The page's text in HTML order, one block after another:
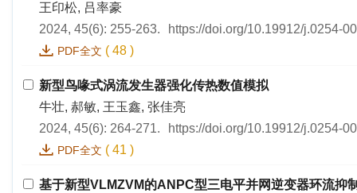
王印松, 吕率豪
2024, 45(6): 255-263.
https://doi.org/10.19912/j.0254-
PDF全文 ( 48 )
新型鸟喙式涡流发生器强化传热数值模拟
牛壮, 郝敏, 王玉鑫, 张佳亮
2024, 45(6): 264-271.
https://doi.org/10.19912/j.0254-
PDF全文 ( 41 )
基于新型VLMZVM的ANPC型三电平并网逆变器环流抑